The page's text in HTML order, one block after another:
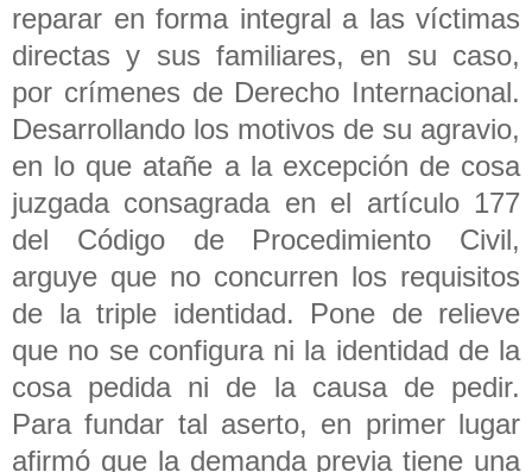
reparar en forma integral a las víctimas
directas y sus familiares, en su caso,
por crímenes de Derecho Internacional.
Desarrollando los motivos de su agravio,
en lo que atañe a la excepción de cosa
juzgada consagrada en el artículo 177
del Código de Procedimiento Civil,
arguye que no concurren los requisitos
de la triple identidad. Pone de relieve
que no se configura ni la identidad de la
cosa pedida ni de la causa de pedir.
Para fundar tal aserto, en primer lugar
afirmó que la demanda previa tiene una